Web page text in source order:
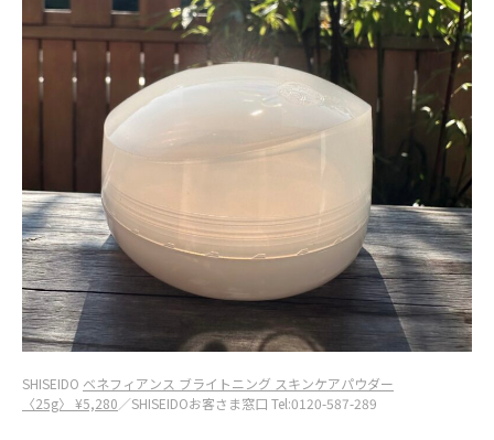
SHISEIDO ベネフィアンス ブライトニング スキンケアパウダー
〈25g〉 ¥5,280／SHISEIDOお客さま窓口 Tel:0120-587-289